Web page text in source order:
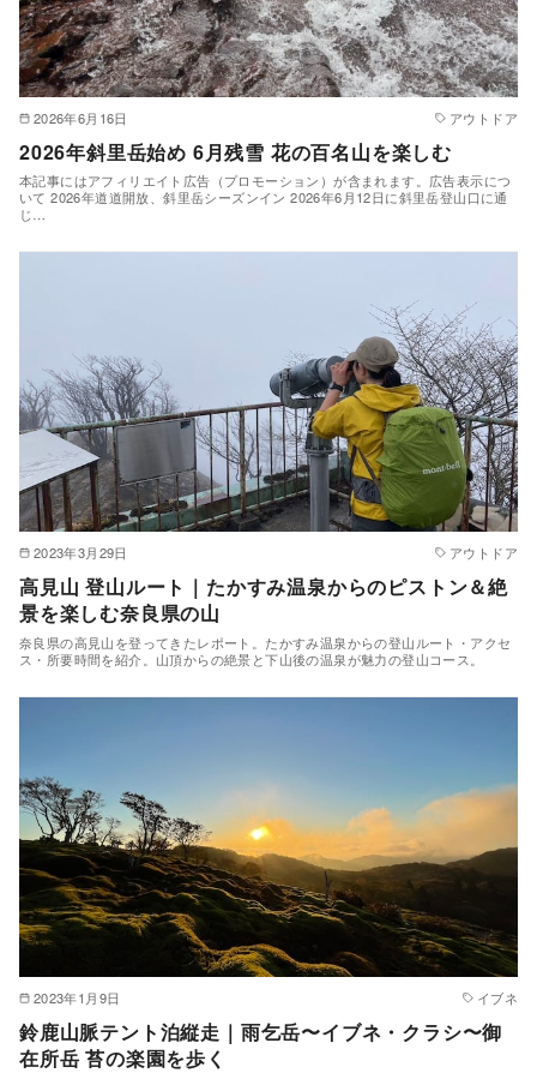
2026年6月16日 アウトドア
2026年斜里岳始め 6月残雪 花の百名山を楽しむ
本記事にはアフィリエイト広告（プロモーション）が含まれます。広告表示につ
いて 2026年道道開放、斜里岳シーズンイン 2026年6月12日に斜里岳登山口に通
じ…
2023年3月29日 アウトドア
高見山 登山ルート｜たかすみ温泉からのピストン＆絶
景を楽しむ奈良県の山
奈良県の高見山を登ってきたレポート。たかすみ温泉からの登山ルート・アクセ
ス・所要時間を紹介。山頂からの絶景と下山後の温泉が魅力の登山コース。
2023年1月9日 イブネ
鈴鹿山脈テント泊縦走｜雨乞岳〜イブネ・クラシ〜御
在所岳 苔の楽園を歩く